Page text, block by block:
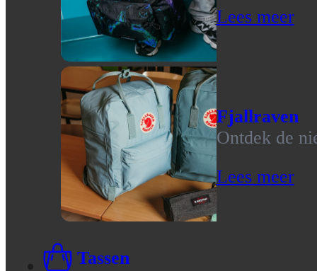
Lees meer
Fjallraven
Ontdek de
Lees meer
Tassen